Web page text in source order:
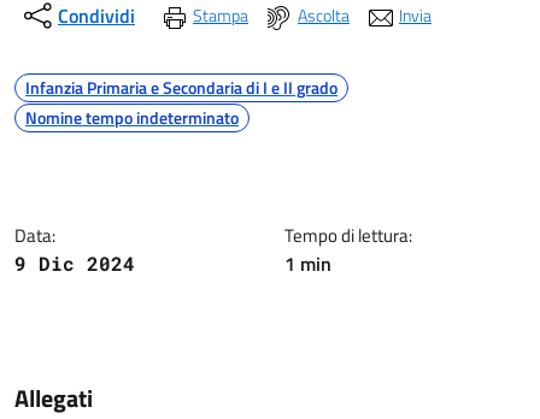
Condividi Stampa Ascolta Invia
Argomenti
Infanzia Primaria e Secondaria di I e II grado
Nomine tempo indeterminato
Data:
9 Dic 2024
Tempo di lettura:
1 min
Allegati